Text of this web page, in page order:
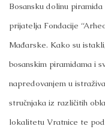
Bosansku dolinu
prijatelja Fondacije
Mađarske. Kako su
bosanskim piramidama i
napredovanjem u
stručnjaka iz različitih
lokalitetu Vratnice te